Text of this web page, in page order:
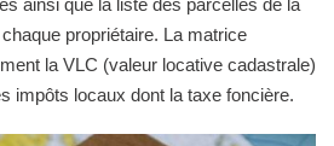
propriétaire. La matrice
la VLC (valeur locative cadastrale)
impôts locaux dont la taxe foncière.